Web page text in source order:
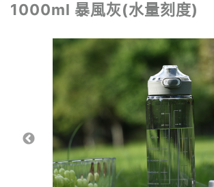
1000ml 暴風灰(水量刻度)